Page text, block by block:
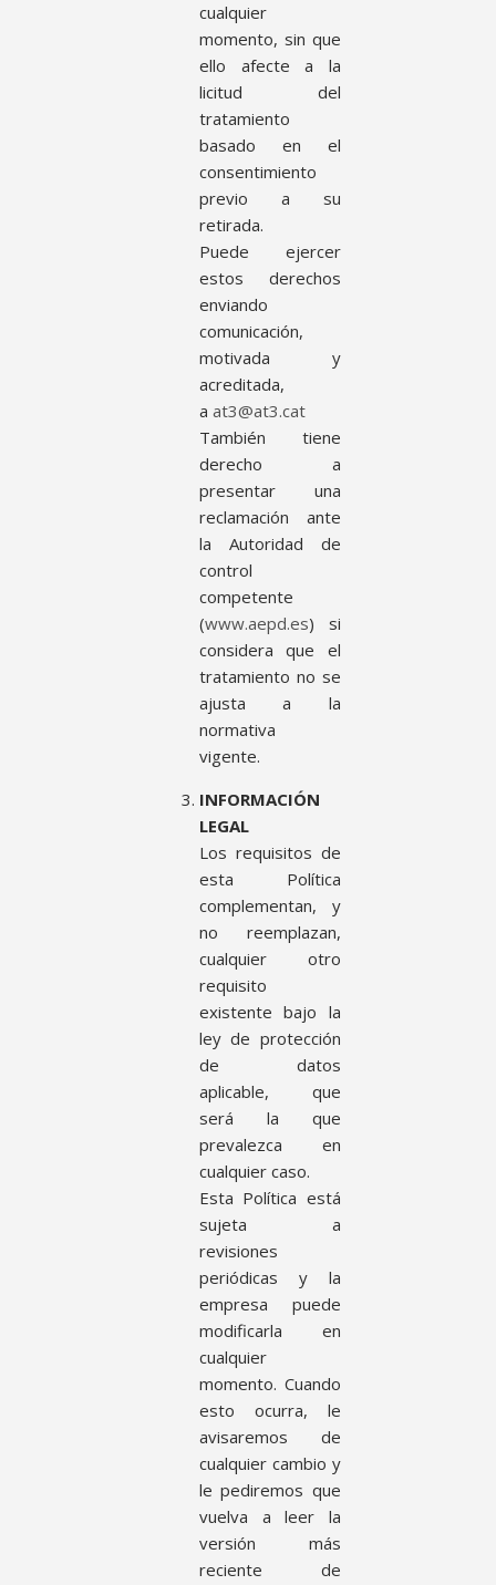
cualquier
momento, sin que
ello afecte a la
licitud del
tratamiento
basado en el
consentimiento
previo a su
retirada.
Puede ejercer
estos derechos
enviando
comunicación,
motivada y
acreditada,
aat3@at3.cat
También tiene
derecho a
presentar una
reclamación ante
la Autoridad de
control
competente
(www.aepd.es) si
considera que el
tratamiento no se
ajusta a la
normativa
vigente.
INFORMACIÓN
LEGAL
Los requisitos de
esta Política
complementan, y
no reemplazan,
cualquier otro
requisito
existente bajo la
ley de protección
de datos
aplicable, que
será la que
prevalezca en
cualquier caso.
Esta Política está
sujeta a
revisiones
periódicas y la
empresa puede
modificarla en
cualquier
momento. Cuando
esto ocurra, le
avisaremos de
cualquier cambio y
le pediremos que
vuelva a leer la
versión más
reciente de